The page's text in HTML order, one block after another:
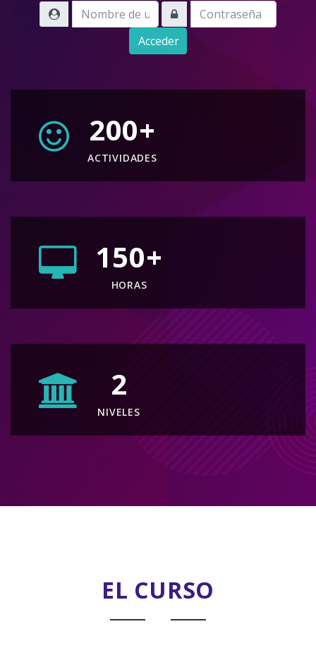
Nombre de usuario Contraseña
Acceder
200+
ACTIVIDADES
150+
HORAS
2
NIVELES
EL CURSO